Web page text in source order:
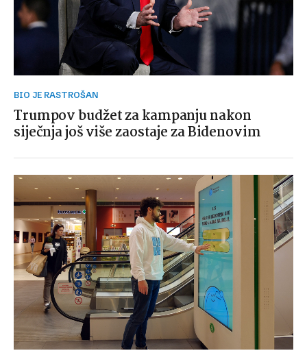
BIO JE RASTROŠAN
Trumpov budžet za kampanju nakon
siječnja još više zaostaje za Bidenovim